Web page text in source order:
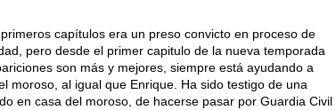
capítulos era un preso convicto en proceso de
pero desde el primer capitulo de la nueva temporada
son más y mejores, siempre está ayudando a
moroso, al igual que Enrique. Ha sido testigo de una
en casa del moroso, de hacerse pasar por Guardia Civil